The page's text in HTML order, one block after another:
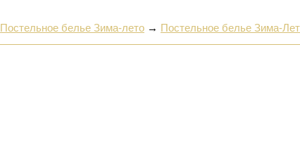
Постельное белье Зима-лето → Постельное белье Зима-